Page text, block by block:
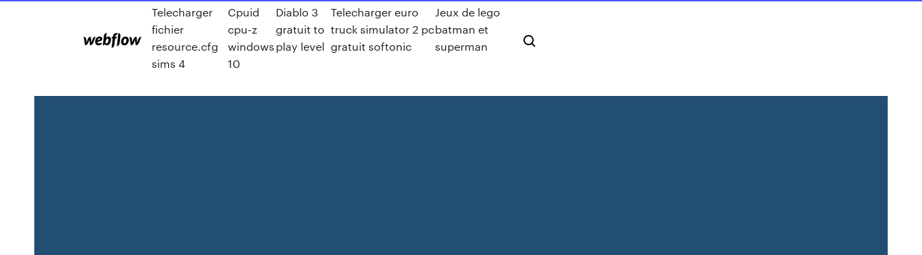
Telecharger
fichier
resource.cfg
sims 4
Cpuid
cpu-z
windows
10
Diablo 3
gratuit to
play level
Telecharger euro
truck simulator 2 pc
gratuit softonic
Jeux de lego
batman et
superman